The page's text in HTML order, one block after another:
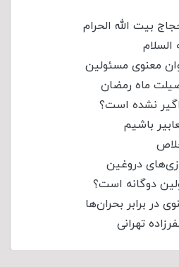
بیت الله الحرام
معنوی مسئولین
ماه رمضان
نشده است؟
باشیم
دروغین
دوگانه است؟
در برابر بحران‌ها
تهرانی